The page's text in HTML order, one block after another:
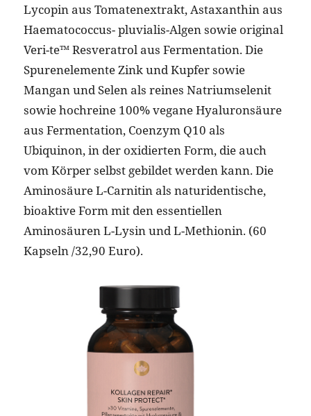
Lycopin aus Tomatenextrakt, Astaxanthin aus
Haematococcus- pluvialis-Algen sowie original
Veri-te™️ Resveratrol aus Fermentation. Die
Spurenelemente Zink und Kupfer sowie
Mangan und Selen als reines Natriumselenit
sowie hochreine 100% vegane Hyaluronsäure
aus Fermentation, Coenzym Q10 als
Ubiquinon, in der oxidierten Form, die auch
vom Körper selbst gebildet werden kann. Die
Aminosäure L-Carnitin als naturidentische,
bioaktive Form mit den essentiellen
Aminosäuren L-Lysin und L-Methionin. (60
Kapseln /32,90 Euro).